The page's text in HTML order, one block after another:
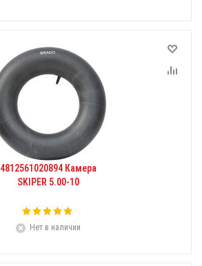
4812561020894 Камера
SKIPER 5.00-10
Нет в наличии